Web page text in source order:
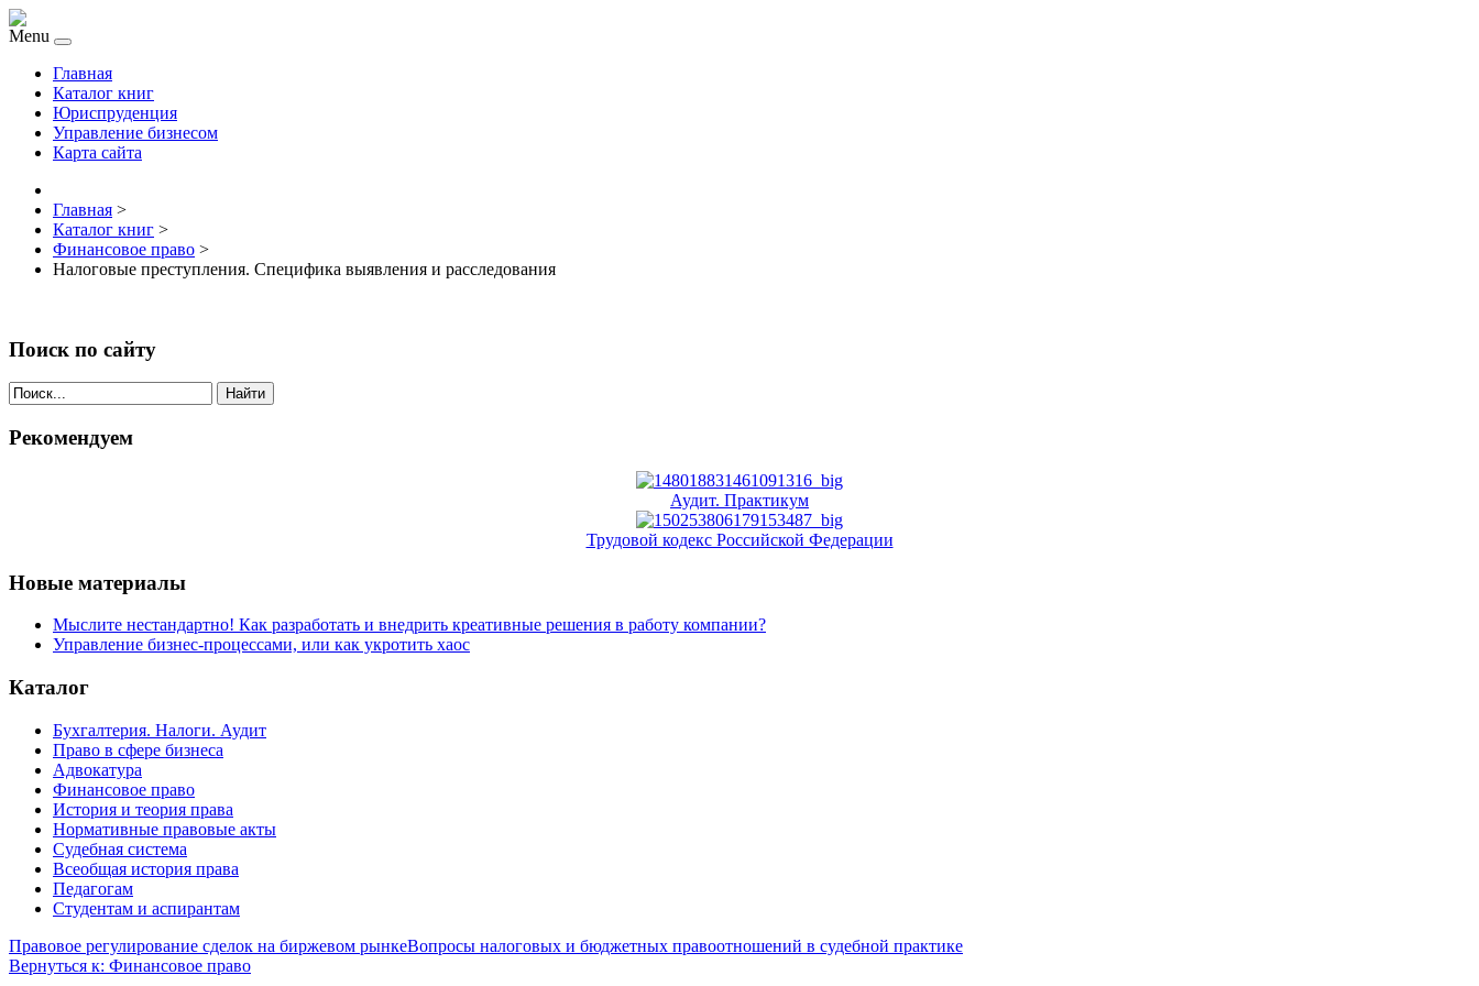
Menu
Главная
Каталог книг
Юриспруденция
Управление бизнесом
Карта сайта
Главная >
Каталог книг >
Финансовое право >
Налоговые преступления. Специфика выявления и расследования
Поиск по сайту
Найти
Рекомендуем
Аудит. Практикум
Трудовой кодекс Российской Федерации
Новые материалы
Мыслите нестандартно! Как разработать и внедрить креативные решения в работу компании?
Управление бизнес-процессами, или как укротить хаос
Каталог
Бухгалтерия. Налоги. Аудит
Право в сфере бизнеса
Адвокатура
Финансовое право
История и теория права
Нормативные правовые акты
Судебная система
Всеобщая история права
Педагогам
Студентам и аспирантам
Правовое регулирование сделок на биржевом рынкеВопросы налоговых и бюджетных правоотношений в судебной практике
Вернуться к: Финансовое право